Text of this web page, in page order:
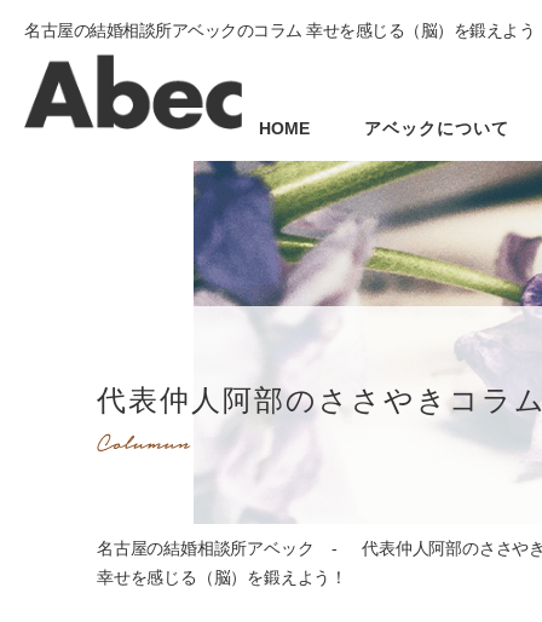
名古屋の結婚相談所アベックのコラム 幸せを感じる（脳）を鍛えよう
HOME アベックについて
代表仲人阿部のささやきコラ
名古屋の結婚相談所アベック
代表仲人阿部のささや
幸せを感じる（脳）を鍛えよう！